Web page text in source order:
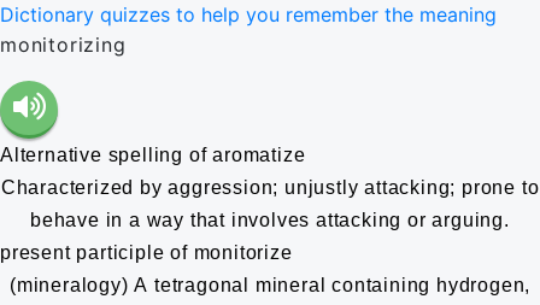
Dictionary quizzes to help you remember the meaning
monitorizing
Alternative spelling of aromatize
Characterized by aggression; unjustly attacking; prone to
behave in a way that involves attacking or arguing.
present participle of monitorize
(mineralogy) A tetragonal mineral containing hydrogen,